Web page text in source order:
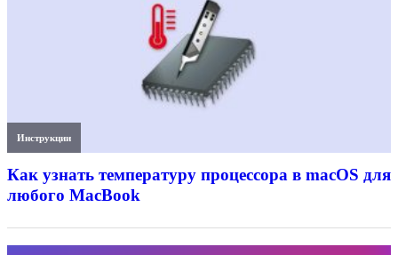
Инструкции
Как узнать температуру процессора в macOS для
любого MacBook